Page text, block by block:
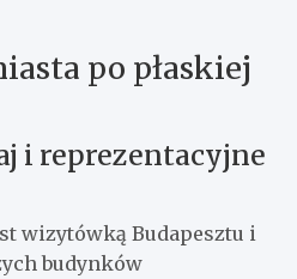
po płaskiej
i reprezentacyjne
wizytówką Budapesztu i
budynków